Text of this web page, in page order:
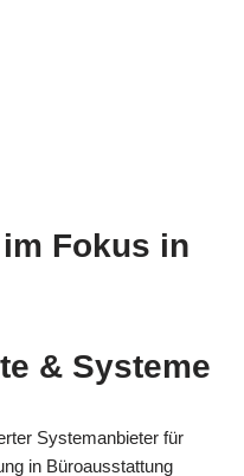
Fokus in
& Systeme
Systemanbieter für
in Büroausstattung